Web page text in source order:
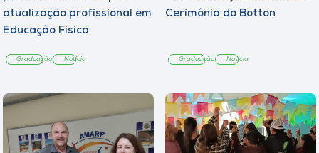
atualização profissional em
Educação Física
Graduação Notícia
Cerimônia do Botton
Graduação Notícia